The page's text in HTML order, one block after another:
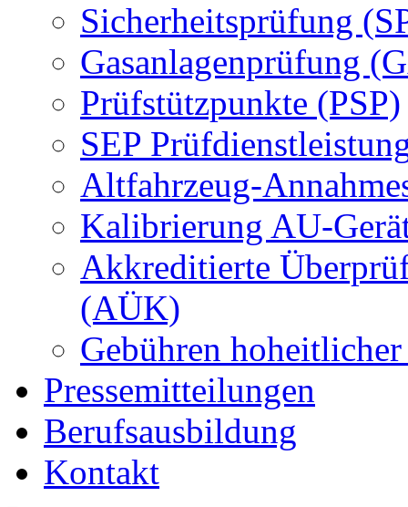
Sicherheitsprüfung
Gasanlagenprüfung
Prüfstützpunkte (PSP)
SEP
Altfahrzeug-
Kalibrierung AU-
Akkreditierte
(AÜK)
Gebühren
Pressemitteilungen
Berufsausbildung
Kontakt